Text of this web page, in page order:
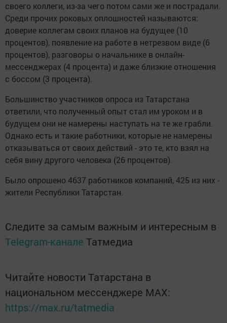
своего коллеги, из-за чего потом сами же и пострадали.
Среди прочих роковых оплошностей называются:
доверие коллегам своих планов на будущее (10
процентов), появление на работе в нетрезвом виде (6
процентов), разговоры о начальнике в онлайн-
мессенджерах (4 процента) и даже близкие отношения
с боссом (3 процента).
Большинство участников опроса из Татарстана
ответили, что полученный опыт стал им уроком и в
будущем они не намерены наступать на те же грабли.
Однако есть и такие работники, которые не намерены
отказываться от своих действий - это те, кто взял на
себя вину другого человека (26 процентов).
Было опрошено 4637 работников компаний, 425 из них -
жители Республики Татарстан.
Следите за самым важным и интересным в
Telegram-канале Татмедиа
Читайте новости Татарстана в
национальном мессенджере MАХ:
https://max.ru/tatmedia